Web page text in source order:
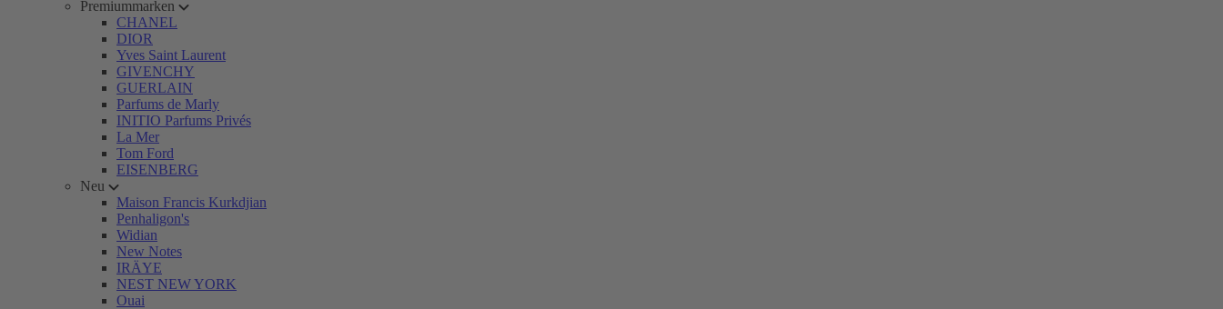
Premiummarken
CHANEL
DIOR
Yves Saint Laurent
GIVENCHY
GUERLAIN
Parfums de Marly
INITIO Parfums Privés
La Mer
Tom Ford
EISENBERG
Neu
Maison Francis Kurkdjian
Penhaligon's
Widian
New Notes
IRÄYE
NEST NEW YORK
Ouai